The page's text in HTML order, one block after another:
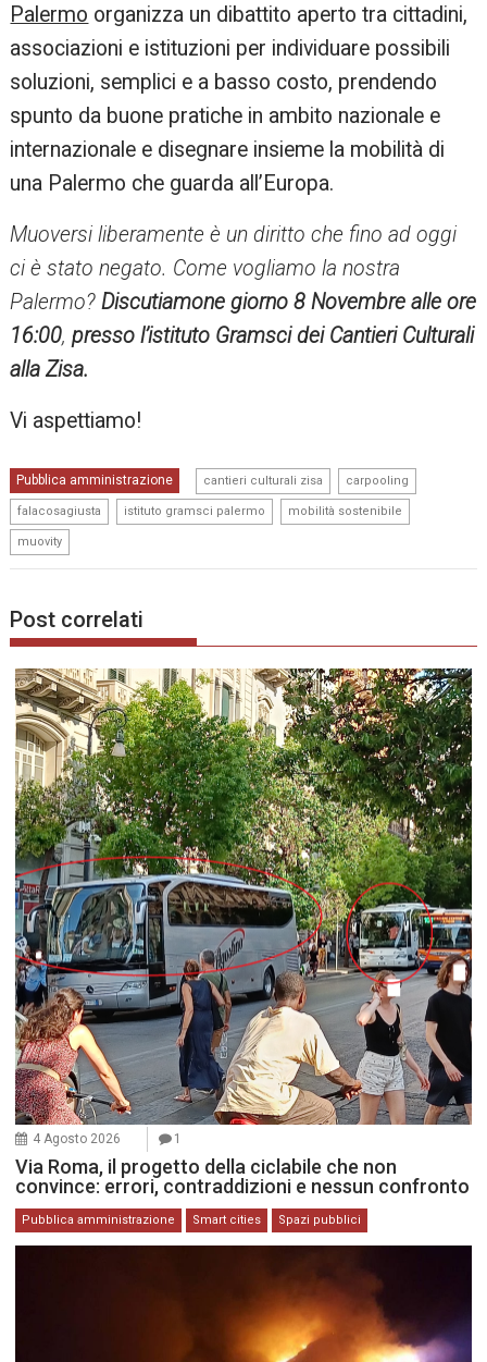
Palermo organizza un dibattito aperto tra cittadini,
associazioni e istituzioni per individuare possibili
soluzioni, semplici e a basso costo, prendendo
spunto da buone pratiche in ambito nazionale e
internazionale e disegnare insieme la mobilità di
una Palermo che guarda all’Europa.
Muoversi liberamente è un diritto che fino ad oggi
ci è stato negato. Come vogliamo la nostra
Palermo? Discutiamone giorno 8 Novembre alle ore
16:00, presso l’istituto Gramsci dei Cantieri Culturali
alla Zisa.
Vi aspettiamo!
Pubblica amministrazione cantieri culturali zisa carpooling
falacosagiusta istituto gramsci palermo mobilità sostenibile
muovity
Post correlati
4 Agosto 2026 1
Via Roma, il progetto della ciclabile che non
convince: errori, contraddizioni e nessun confronto
Pubblica amministrazione Smart cities Spazi pubblici